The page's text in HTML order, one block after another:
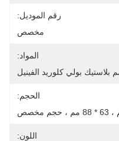
رقم الموديل:
مخصص
المواد:
الحجم:
اللون: